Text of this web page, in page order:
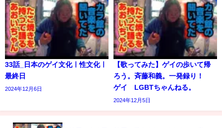
33話_日本のゲイ文化ㅣ性文化ㅣ
最終日
2024年12月6日
【歌ってみた】ゲイの歩いて帰
ろう。斉藤和義。一発録り！
ゲイ LGBTちゃんねる。
2024年12月5日